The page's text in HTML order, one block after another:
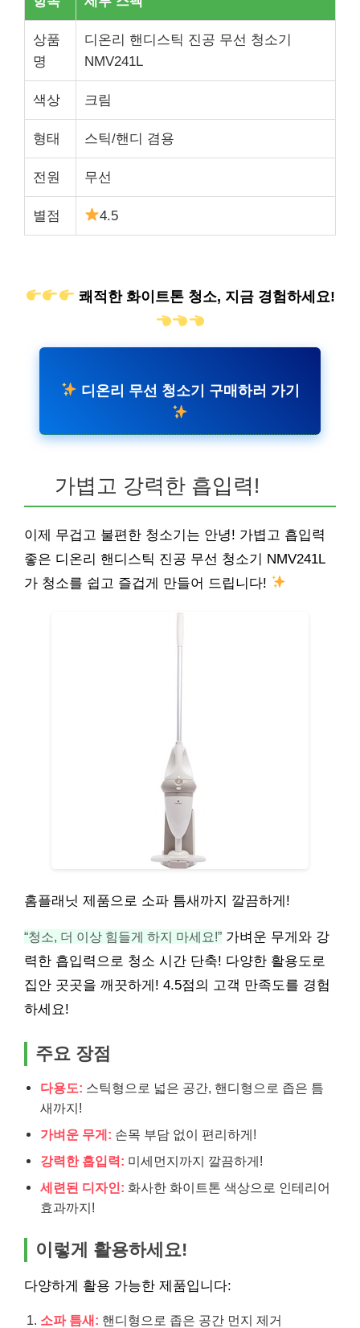
상품
명
디온리 핸디스틱 진공 무선 청소기
NMV241L
색상 크림
형태 스틱/핸디 겸용
전원 무선
별점 4.5
쾌적한 화이트톤 청소, 지금 경험하세요!
디온리 무선 청소기 구매하러 가기
가볍고 강력한 흡입력!
이제 무겁고 불편한 청소기는 안녕! 가볍고 흡입력
좋은 디온리 핸디스틱 진공 무선 청소기 NMV241L
가 청소를 쉽고 즐겁게 만들어 드립니다!
홈플래닛 제품으로 소파 틈새까지 깔끔하게!
“청소, 더 이상 힘들게 하지 마세요!” 가벼운 무게와 강
력한 흡입력으로 청소 시간 단축! 다양한 활용도로
집안 곳곳을 깨끗하게! 4.5점의 고객 만족도를 경험
하세요!
주요 장점
다용도: 스틱형으로 넓은 공간, 핸디형으로 좁은 틈
새까지!
가벼운 무게: 손목 부담 없이 편리하게!
강력한 흡입력: 미세먼지까지 깔끔하게!
세련된 디자인: 화사한 화이트톤 색상으로 인테리어
효과까지!
이렇게 활용하세요!
다양하게 활용 가능한 제품입니다:
소파 틈새: 핸디형으로 좁은 공간 먼지 제거